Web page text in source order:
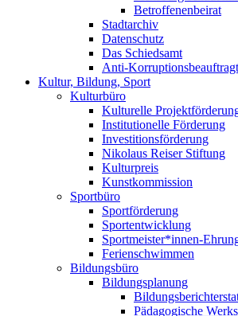
Betroffenenbeirat
Stadtarchiv
Datenschutz
Das Schiedsamt
Anti-
Kultur, Bildung, Sport
Kulturbüro
Kulturelle
Institutionelle Förderung
Investitionsförderung
Nikolaus Reiser Stiftung
Kulturpreis
Kunstkommission
Sportbüro
Sportförderung
Sportentwicklung
Sportmeister*innen-
Ferienschwimmen
Bildungsbüro
Bildungsplanung
Pädagogische